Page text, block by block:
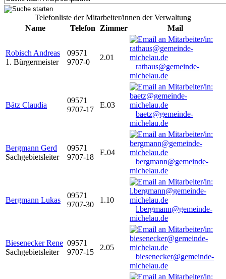
Telefonliste der Mitarbeiter/innen der Verwaltung
Name
Telefon Zimmer Mail
Robisch Andreas
1. Bürgermeister
09571
9707-0
2.01
rathaus@gemeinde-
michelau.de
Bätz Claudia
09571
9707-17
E.03
baetz@gemeinde-
michelau.de
Bergmann Gerd
Sachgebietsleiter
09571
9707-18
E.04
bergmann@gemeinde-
michelau.de
Bergmann Lukas
09571
9707-30
1.10
l.bergmann@gemeinde-
michelau.de
Biesenecker Rene
Sachgebietsleiter
09571
9707-15
2.05
biesenecker@gemeinde-
michelau.de